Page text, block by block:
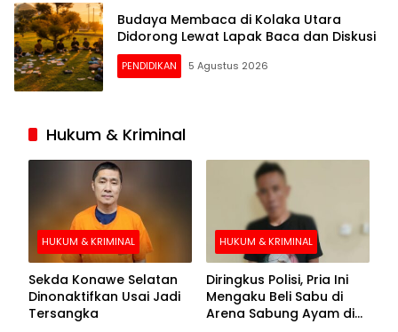
Budaya Membaca di Kolaka Utara
Didorong Lewat Lapak Baca dan Diskusi
PENDIDIKAN 5 Agustus 2026
Hukum & Kriminal
HUKUM & KRIMINAL
Sekda Konawe Selatan
Dinonaktifkan Usai Jadi
Tersangka
HUKUM & KRIMINAL
Diringkus Polisi, Pria Ini
Mengaku Beli Sabu di
Arena Sabung Ayam di